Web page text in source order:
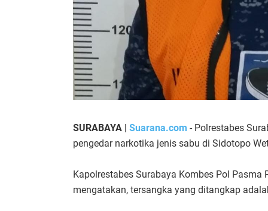
SURABAYA | Suarana.com - Polrestabes
pengedar narkotika jenis sabu di Sidotopo
Kapolrestabes Surabaya Kombes Pol
mengatakan, tersangka yang ditangkap